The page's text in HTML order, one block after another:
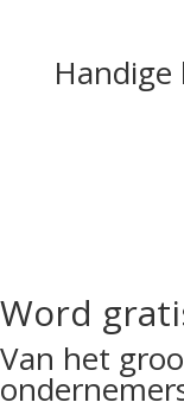
Handige
Word
Van het